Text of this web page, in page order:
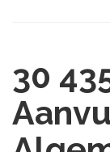
30